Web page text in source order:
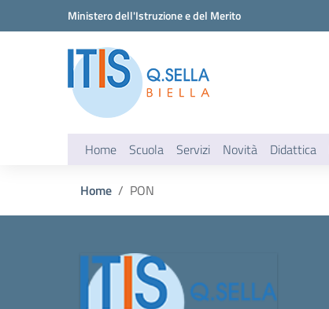
Vai ai contenuti
Vai al menu di navigazioneMinistero dell'Istruzione e del Merito
Home Scuola Servizi Novità Didattica
Home PON